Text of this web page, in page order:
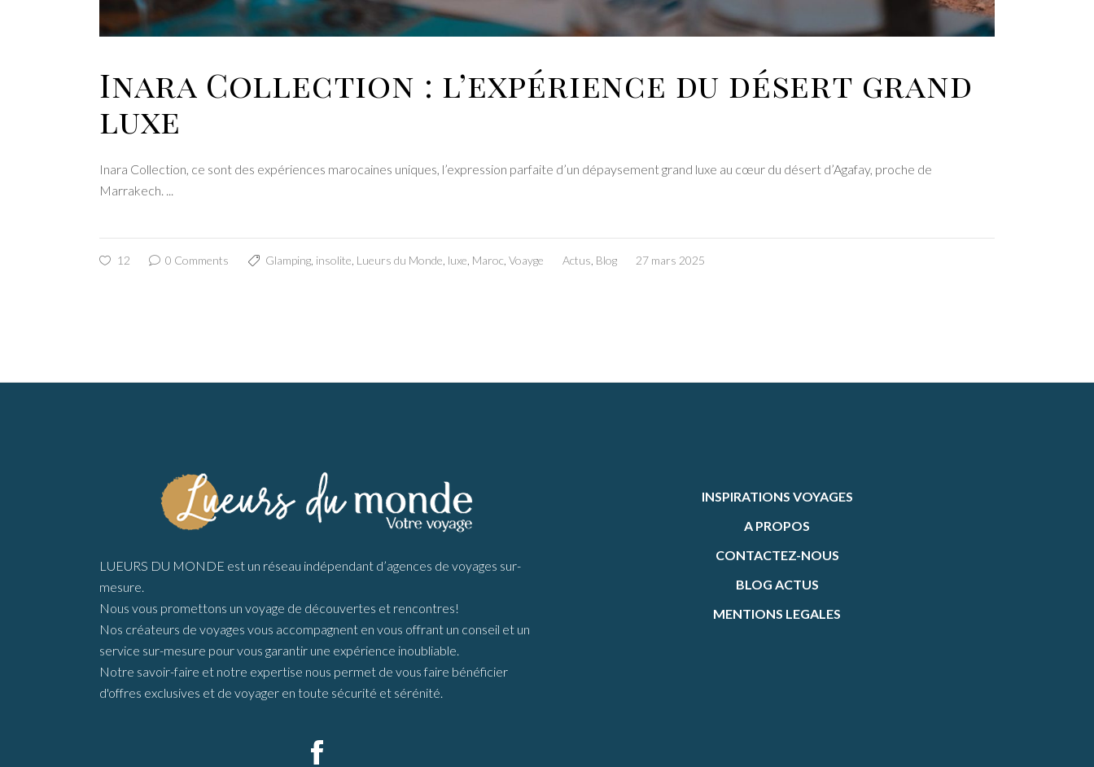
Inara Collection : l’expérience du désert grand
luxe
Inara Collection, ce sont des expériences marocaines uniques, l’expression parfaite d’un dépaysement grand luxe au cœur du désert d’Agafay, proche de
Marrakech.
12 0 Comments Glamping insolite Lueurs du Monde luxe Maroc Voayge Actus Blog 27 mars 2025
LUEURS DU MONDE est un réseau indépendant d’agences de voyages sur-
mesure.
Nous vous promettons un voyage de découvertes et rencontres!
Nos créateurs de voyages vous accompagnent en vous offrant un conseil et un
service sur-mesure pour vous garantir une expérience inoubliable.
Notre savoir-faire et notre expertise nous permet de vous faire bénéficier
d'offres exclusives et de voyager en toute sécurité et sérénité.
INSPIRATIONS VOYAGES
A PROPOS
CONTACTEZ-NOUS
BLOG ACTUS
MENTIONS LEGALES